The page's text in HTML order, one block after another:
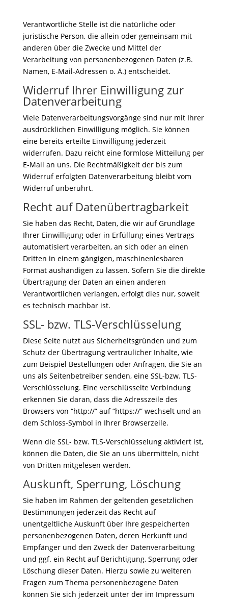
Verantwortliche Stelle ist die natürliche oder
juristische Person, die allein oder gemeinsam mit
anderen über die Zwecke und Mittel der
Verarbeitung von personenbezogenen Daten (z.B.
Namen, E-Mail-Adressen o. Ä.) entscheidet.
Widerruf Ihrer Einwilligung zur
Datenverarbeitung
Viele Datenverarbeitungsvorgänge sind nur mit Ihrer
ausdrücklichen Einwilligung möglich. Sie können
eine bereits erteilte Einwilligung jederzeit
widerrufen. Dazu reicht eine formlose Mitteilung per
E-Mail an uns. Die Rechtmäßigkeit der bis zum
Widerruf erfolgten Datenverarbeitung bleibt vom
Widerruf unberührt.
Recht auf Datenübertragbarkeit
Sie haben das Recht, Daten, die wir auf Grundlage
Ihrer Einwilligung oder in Erfüllung eines Vertrags
automatisiert verarbeiten, an sich oder an einen
Dritten in einem gängigen, maschinenlesbaren
Format aushändigen zu lassen. Sofern Sie die direkte
Übertragung der Daten an einen anderen
Verantwortlichen verlangen, erfolgt dies nur, soweit
es technisch machbar ist.
SSL- bzw. TLS-Verschlüsselung
Diese Seite nutzt aus Sicherheitsgründen und zum
Schutz der Übertragung vertraulicher Inhalte, wie
zum Beispiel Bestellungen oder Anfragen, die Sie an
uns als Seitenbetreiber senden, eine SSL-bzw. TLS-
Verschlüsselung. Eine verschlüsselte Verbindung
erkennen Sie daran, dass die Adresszeile des
Browsers von “http://” auf “https://” wechselt und an
dem Schloss-Symbol in Ihrer Browserzeile.
Wenn die SSL- bzw. TLS-Verschlüsselung aktiviert ist,
können die Daten, die Sie an uns übermitteln, nicht
von Dritten mitgelesen werden.
Auskunft, Sperrung, Löschung
Sie haben im Rahmen der geltenden gesetzlichen
Bestimmungen jederzeit das Recht auf
unentgeltliche Auskunft über Ihre gespeicherten
personenbezogenen Daten, deren Herkunft und
Empfänger und den Zweck der Datenverarbeitung
und ggf. ein Recht auf Berichtigung, Sperrung oder
Löschung dieser Daten. Hierzu sowie zu weiteren
Fragen zum Thema personenbezogene Daten
können Sie sich jederzeit unter der im Impressum